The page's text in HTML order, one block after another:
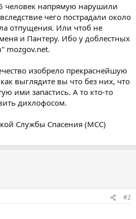
человек напрямую нарушили
чего пострадали около
отпущения. Или чтоб не
и Пантеру. Ибо у доблестных
mozgov.net.
изобрело прекраснейшую
выглядите вы что без них, что
ими запастись. А то кто-то
дихлофосом.
Службы Спасения (МСС)
#2